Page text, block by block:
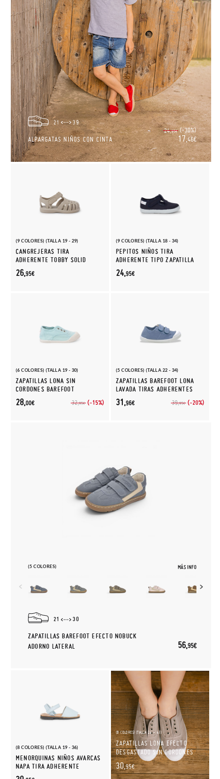
21 39
ALPARGATAS NIÑOS CON CINTA
24,95€ (-30%)
17,46€
(9 COLORES) (TALLA 19 - 29)
CANGREJERAS TIRA
ADHERENTE TOBBY SOLID
26,95€
(9 COLORES) (TALLA 18 - 34)
PEPITOS NIÑOS TIRA
ADHERENTE TIPO ZAPATILLA
24,95€
(6 COLORES) (TALLA 19 - 30)
ZAPATILLAS LONA SIN
CORDONES BAREFOOT
32,95€ (-15%)
28,00€
(5 COLORES) (TALLA 22 - 34)
ZAPATILLAS BAREFOOT LONA
LAVADA TIRAS ADHERENTES
39,95€ (-20%)
31,96€
(5 COLORES) MÁS INFO
21 30
ZAPATILLAS BAREFOOT EFECTO NOBUCK
ADORNO LATERAL
56,95€
(8 COLORES) (TALLA 19 - 36)
MENORQUINAS NIÑOS AVARCAS
NAPA TIRA ADHERENTE
(8 COLORES) (TALLA 24 - 43)
ZAPATILLAS LONA EFECTO
DESGASTADO SIN CORDONES
30,95€